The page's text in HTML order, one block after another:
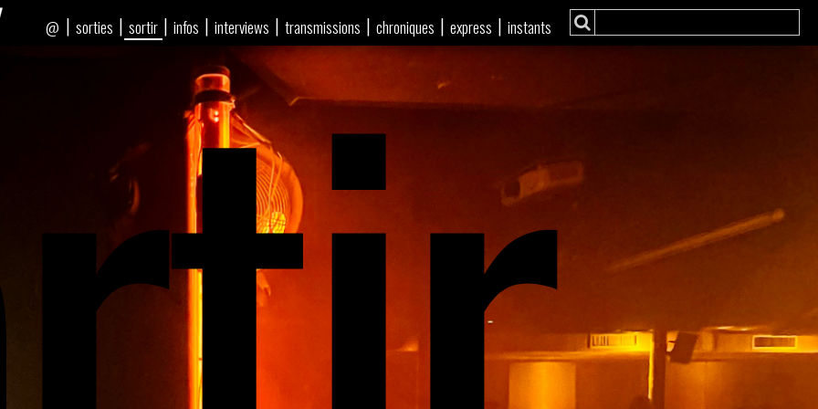
| sorties | sortir | infos | interviews | transmissions | chroniques | express | instants
@